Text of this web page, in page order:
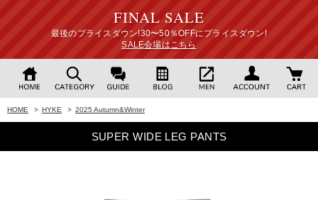
FINAL SALE
最後のプライスダウン!30〜50％OFFにプライスダウン!
SALE会場はこちら
HOME > HYKE > 2025 Autumn&Winter
SUPER WIDE LEG PANTS